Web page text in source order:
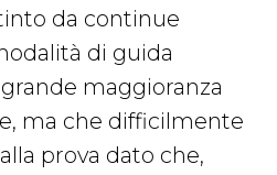
da continue
di guida
maggioranza
ma che difficilmente
prova dato che,